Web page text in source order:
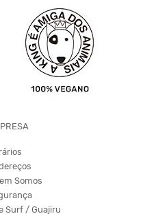
Somos
Surf / Guajiru